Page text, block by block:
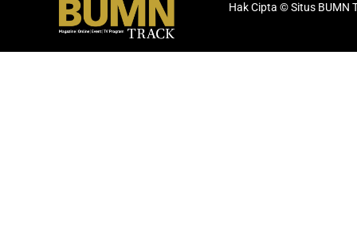
Hak Cipta © Situs BUMN